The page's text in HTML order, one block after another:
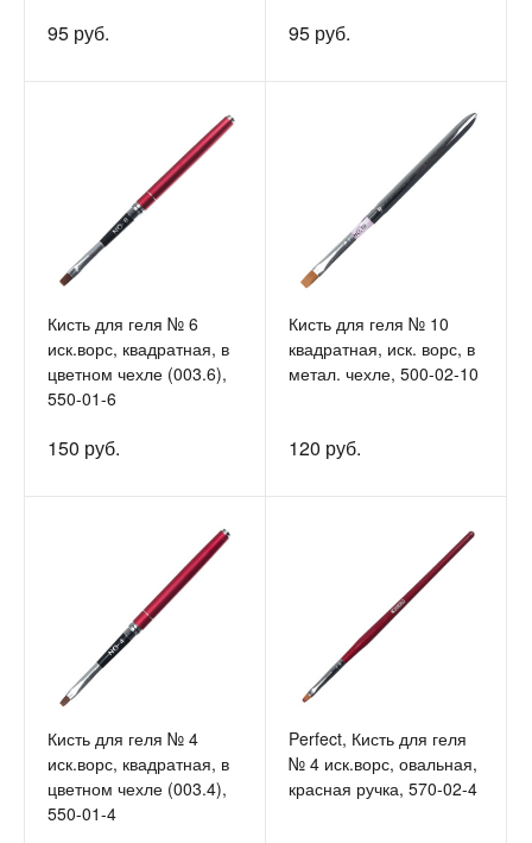
95 руб. 95 руб.
Кисть для геля № 6
иск.ворс, квадратная, в
цветном чехле (003.6),
550-01-6
150 руб.
Кисть для геля № 10
квадратная, иск. ворс, в
метал. чехле, 500-02-10
120 руб.
Кисть для геля № 4
иск.ворс, квадратная, в
цветном чехле (003.4),
550-01-4
Perfect, Кисть для геля
№ 4 иск.ворс, овальная,
красная ручка, 570-02-4